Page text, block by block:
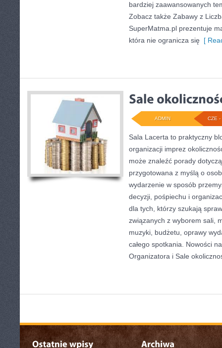
bardziej zaawansowanych
Zobacz także Zabawy z
SuperMatma.pl prezentuje
która nie ogranicza się [
CZE -
ADMIN
Sala Lacerta to praktyczny
organizacji imprez
może znaleźć porady
przygotowana z myślą o
wydarzenie w sposób
decyzji, pośpiechu i
dla tych, którzy szukają
związanych z wyborem sali,
muzyki, budżetu, oprawy
całego spotkania. Nowości
Organizatora i Sale